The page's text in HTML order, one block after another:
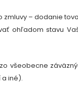
zmluvy – dodanie
ohľadom stavu
všeobecne
iné).